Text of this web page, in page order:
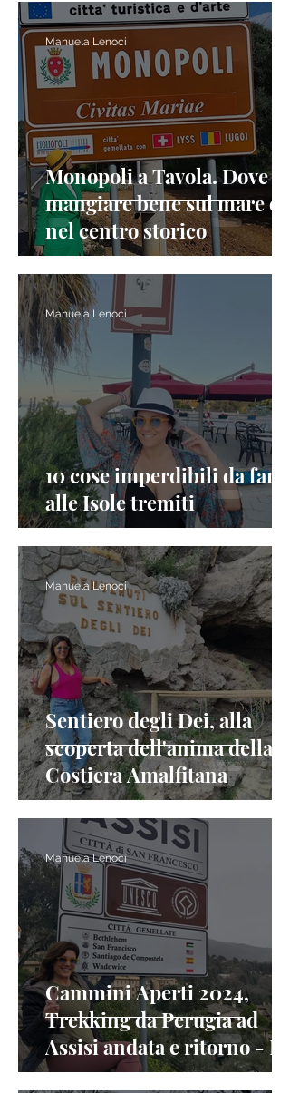
Monopoli a Tavola. Dove
mangiare bene sul mare o
nel centro storico
Manuela Lenoci
10 cose imperdibili da fare
alle Isole tremiti
Manuela Lenoci
Sentiero degli Dei, alla
scoperta dell'anima della
Costiera Amalfitana
Manuela Lenoci
Cammini Aperti 2024,
Trekking da Perugia ad
Assisi andata e ritorno - La
via di Francesco
Manuela Lenoci